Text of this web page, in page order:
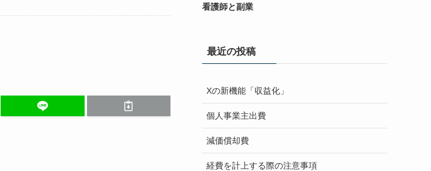
看護師と副業
最近の投稿
Xの新機能「収益化」
個人事業主出費
減価償却費
経費を計上する際の注意事項